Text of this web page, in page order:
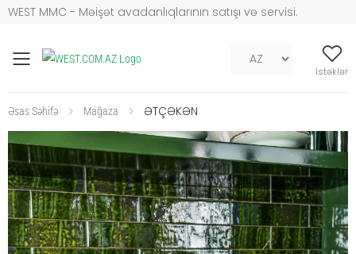
WEST MMC - Məişət avadanlıqlarının satışı və servisi.
Mob naviqasiya İstəklər
Əsas Səhifə Mağaza ƏTÇƏKƏN